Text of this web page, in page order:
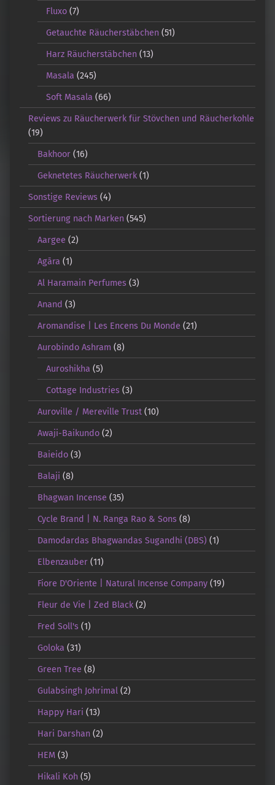
Fluxo (7)
Getauchte Räucherstäbchen (51)
Harz Räucherstäbchen (13)
Masala (245)
Soft Masala (66)
Reviews zu Räucherwerk für Stövchen und Räucherkohle
(19)
Bakhoor(16)
Geknetetes Räucherwerk(1)
Sonstige Reviews (4)
Sortierung nach Marken (545)
Aargee (2)
Agāra (1)
Al Haramain Perfumes(3)
Anand (3)
Aromandise | Les Encens Du Monde (21)
Aurobindo Ashram (8)
Auroshikha (5)
Cottage Industries (3)
Auroville / Mereville Trust(10)
Awaji-Baikundo(2)
Baieido(3)
Balaji (8)
Bhagwan Incense (35)
Cycle Brand | N. Ranga Rao & Sons(8)
Damodardas Bhagwandas Sugandhi (DBS) (1)
Elbenzauber(11)
Fiore D'Oriente | Natural Incense Company(19)
Fleur de Vie | Zed Black(2)
Fred Soll's(1)
Goloka (31)
Green Tree (8)
Gulabsingh Johrimal (2)
Happy Hari (13)
Hari Darshan(2)
HEM(3)
Hikali Koh(5)